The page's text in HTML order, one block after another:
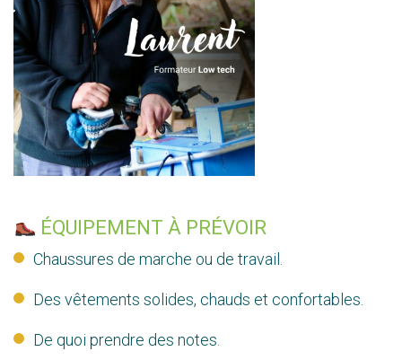
ÉQUIPEMENT À PRÉVOIR
Chaussures de marche ou de travail.
Des vêtements solides, chauds et confortables.
De quoi prendre des notes.